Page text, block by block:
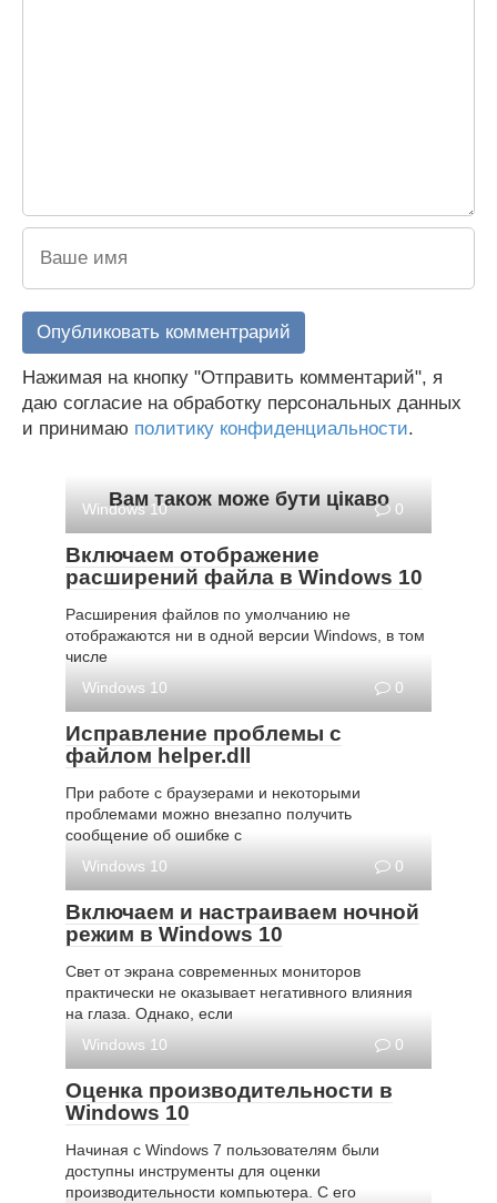
Нажимая на кнопку "Отправить комментарий", я
даю согласие на обработку персональных данных
и принимаю политику конфиденциальности.
Вам також може бути цікаво
Windows 10 0
Включаем отображение
расширений файла в Windows 10
Расширения файлов по умолчанию не
отображаются ни в одной версии Windows, в том
числе
Windows 10
0
Исправление проблемы с
файлом helper.dll
При работе с браузерами и некоторыми
проблемами можно внезапно получить
сообщение об ошибке с
Windows 10
0
Включаем и настраиваем ночной
режим в Windows 10
Свет от экрана современных мониторов
практически не оказывает негативного влияния
на глаза. Однако, если
Windows 10
0
Оценка производительности в
Windows 10
Начиная с Windows 7 пользователям были
доступны инструменты для оценки
производительности компьютера. С его